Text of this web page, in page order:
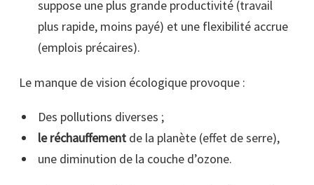
suppose une plus grande productivité (travail
plus rapide, moins payé) et une flexibilité accrue
(emplois précaires).
Le manque de vision écologique provoque :
Des pollutions diverses ;
le réchauffementde la planète (effet de serre),
une diminution de la couche d’ozone.